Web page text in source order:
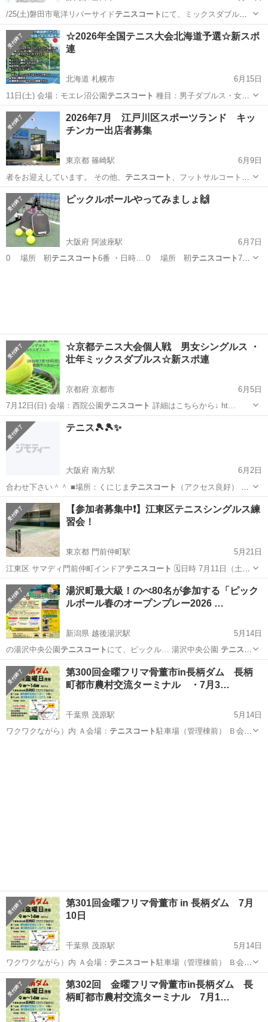
/25(土)磐田市竜洋リバーサイド テニスコート にて、ミックスダブルス
テニス大会【…
静岡 磐田市 スポーツ ミックスダブルス
☆2026年全国テニス大会北海道予選☆新スポ
連
北海道 札幌市
6月15日
11日(土) 会場：モエレ沼公園 テニスコート 種目：男子ダブルス・女子
ダブル…
北海道 札幌市 スポーツ 大会
2026年7月 江戸川区スポーツランド キッ
チンカー出店者募集
東京都 篠崎駅
6月9日
者をお迎えしています。 その他、 テニスコート
、フットサルコート、
健康ルーム(ジ…
東京 江戸川区 篠崎駅 スポーツ キッチンカー
ピックルボールやってみましょ🙌
大阪府 阿波座駅
6月7日
0 場所 靭 テニスコート 6番 ・日時… 0 場所 靭 テニスコート7番
☆京都テニス大会個人戦 男女シングルス ・
壮年ミックスダブルス☆新スポ連
京都府 京都市
6月5日
7月12日(日) 会場：西院公園 テニスコート 詳細はこちらから↓ ht…
京都 スポーツ
テニス🎾🎾✨
大阪府 南方駅
6月2日
合わせ下さい＾＾ ■場所：くにじま テニスコート
（アクセス良好） ■
参加費：100…
大阪 大阪市 南方駅 スポーツ テニスコート
【参加者募集中❗】江東区テニスシングルス練
習会！
東京都 門前仲町駅
5月21日
江東区 サマディ門前仲町インドアテニスコート
18:…
東京 江東区 門前仲町駅 シングルス
湯沢町最大級！のべ80名が参加する「ピック
ルボール春のオープンプレー2026 …
新潟県 越後湯沢駅
5月14日
の湯沢中央公園 テニスコート にて、ピックル… 湯沢中央公園 テニスコ
ート
（新潟県南魚沼… 規模：テニスコート最大6面分を占…
新潟 南魚沼郡 越後湯沢駅 スポーツ テニスコート
第300回金曜フリマ骨董市in長柄ダム 長柄
町都市農村交流ターミナル ・7月3…
千葉県 茂原駅
5月14日
ワクワクながら）内 Ａ会場： テニスコート駐車場（管理棟前） Ｂ会
第301回金曜フリマ骨董市 in 長柄ダム 7月
10日
千葉県 茂原駅
5月14日
ワクワクながら）内 Ａ会場： テニスコート駐車場（管理棟前） Ｂ会
場：…
千葉 長生郡 茂原駅 フリーマーケット 会場
第302回 金曜フリマ骨董市in長柄ダム 長
柄町都市農村交流ターミナル 7月1…